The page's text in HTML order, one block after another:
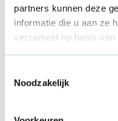
partners kunnen deze
informatie die u aan ze
verzameld op basis
Noodzakelijk
Recent bekeken